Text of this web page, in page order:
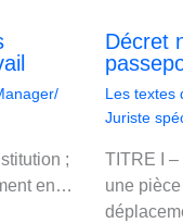
;
en…
Décret
Les textes
Juriste
TITRE I
une